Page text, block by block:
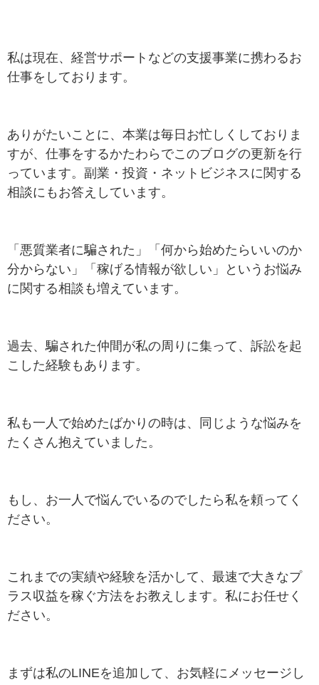
私は現在、経営サポートなどの支援事業に携わるお
仕事をしております。
ありがたいことに、本業は毎日お忙しくしておりま
すが、仕事をするかたわらでこのブログの更新を行
っています。副業・投資・ネットビジネスに関する
相談にもお答えしています。
「悪質業者に騙された」「何から始めたらいいのか
分からない」「稼げる情報が欲しい」というお悩み
に関する相談も増えています。
過去、騙された仲間が私の周りに集って、訴訟を起
こした経験もあります。
私も一人で始めたばかりの時は、同じような悩みを
たくさん抱えていました。
もし、お一人で悩んでいるのでしたら私を頼ってく
ださい。
これまでの実績や経験を活かして、最速で大きなプ
ラス収益を稼ぐ方法をお教えします。私にお任せく
ださい。
まずは私のLINEを追加して、お気軽にメッセージし